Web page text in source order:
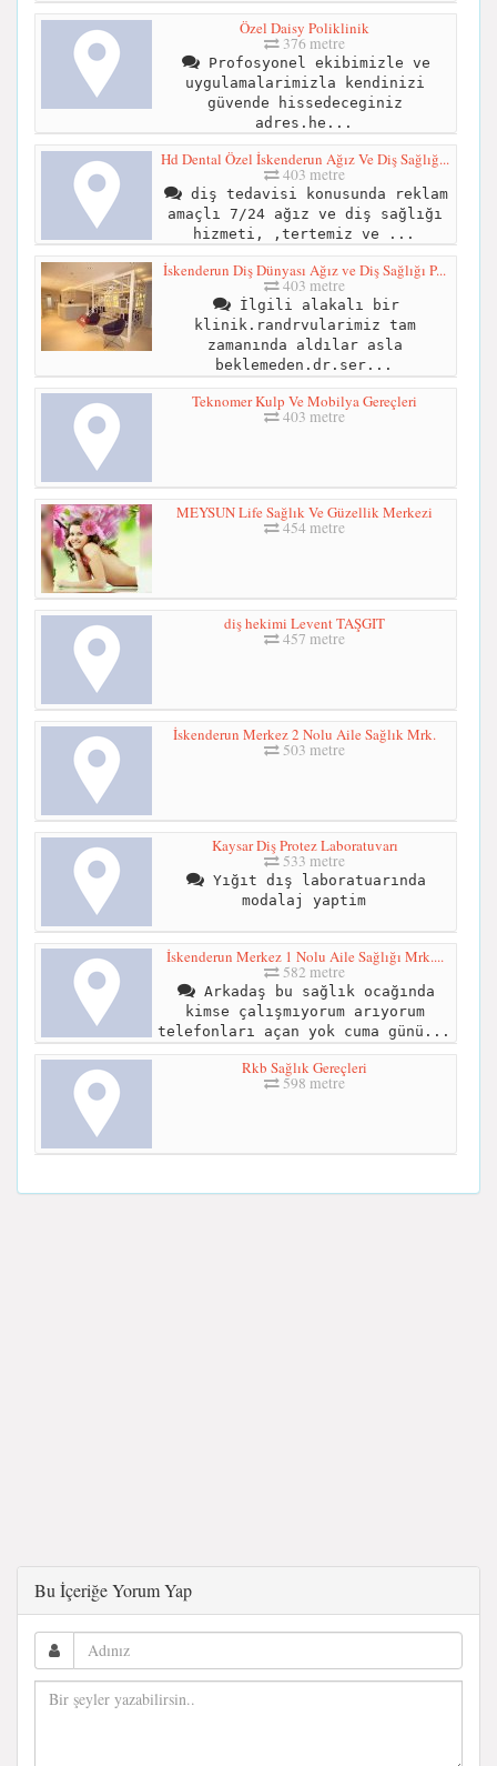
Özel Daisy Poliklinik
376 metre
Profosyonel ekibimizle ve
uygulamalarimizla kendinizi
güvende hissedeceginiz
adres.he...
Hd Dental Özel İskenderun Ağız Ve Diş Sağlığ...
403 metre
diş tedavisi konusunda reklam
amaçlı 7/24 ağız ve diş sağlığı
hizmeti, ,tertemiz ve ...
İskenderun Diş Dünyası Ağız ve Diş Sağlığı P...
403 metre
İlgili alakalı bir
klinik.randrvularimiz tam
zamanında aldılar asla
beklemeden.dr.ser...
Teknomer Kulp Ve Mobilya Gereçleri
403 metre
MEYSUN Life Sağlık Ve Güzellik Merkezi
454 metre
diş hekimi Levent TAŞGIT
457 metre
İskenderun Merkez 2 Nolu Aile Sağlık Mrk.
503 metre
Kaysar Diş Protez Laboratuvarı
533 metre
Yığıt dış laboratuarında
modalaj yaptim
İskenderun Merkez 1 Nolu Aile Sağlığı Mrk....
582 metre
Arkadaş bu sağlık ocağında
kimse çalışmıyorum arıyorum
telefonları açan yok cuma günü...
Rkb Sağlık Gereçleri
598 metre
Bu İçeriğe Yorum Yap